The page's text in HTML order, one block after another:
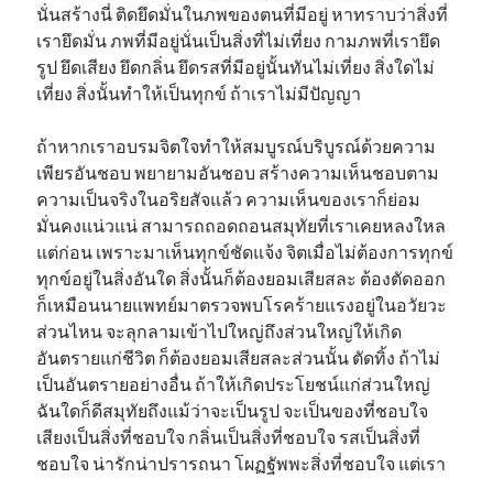
นั่นสร้างนี่ ติดยึดมั่นในภพของตนที่มีอยู่ หาทราบว่าสิ่งที่
เรายึดมั่น ภพที่มีอยู่นั่นเป็นสิ่งที่ไม่เที่ยง กามภพที่เรายึด
รูป ยึดเสียง ยึดกลิ่น ยึดรสที่มีอยู่นั้นทันไม่เที่ยง สิ่งใดไม่
เที่ยง สิ่งนั้นทำให้เป็นทุกข์ ถ้าเราไม่มีปัญญา
ถ้าหากเราอบรมจิตใจทำให้สมบูรณ์บริบูรณ์ด้วยความ
เพียรอันชอบ พยายามอันชอบ สร้างความเห็นชอบตาม
ความเป็นจริงในอริยสัจแล้ว ความเห็นของเราก็ย่อม
มั่นคงแน่วแน่ สามารถถอดถอนสมุทัยที่เราเคยหลงใหล
แต่ก่อน เพราะมาเห็นทุกข์ชัดแจ้ง จิตเมื่อไม่ต้องการทุกข์
ทุกข์อยู่ในสิ่งอันใด สิ่งนั้นก็ต้องยอมเสียสละ ต้องตัดออก
ก็เหมือนนายแพทย์มาตรวจพบโรคร้ายแรงอยู่ในอวัยวะ
ส่วนไหน จะลุกลามเข้าไปใหญ่ถึงส่วนใหญ่ให้เกิด
อันตรายแก่ชีวิต ก็ต้องยอมเสียสละส่วนนั้น ตัดทิ้ง ถ้าไม่
เป็นอันตรายอย่างอื่น ถ้าให้เกิดประโยชน์แก่ส่วนใหญ่
ฉันใดก็ดีสมุทัยถึงแม้ว่าจะเป็นรูป จะเป็นของที่ชอบใจ
เสียงเป็นสิ่งที่ชอบใจ กลิ่นเป็นสิ่งที่ชอบใจ รสเป็นสิ่งที่
ชอบใจ น่ารักน่าปรารถนา โผฏฐัพพะสิ่งที่ชอบใจ แต่เรา